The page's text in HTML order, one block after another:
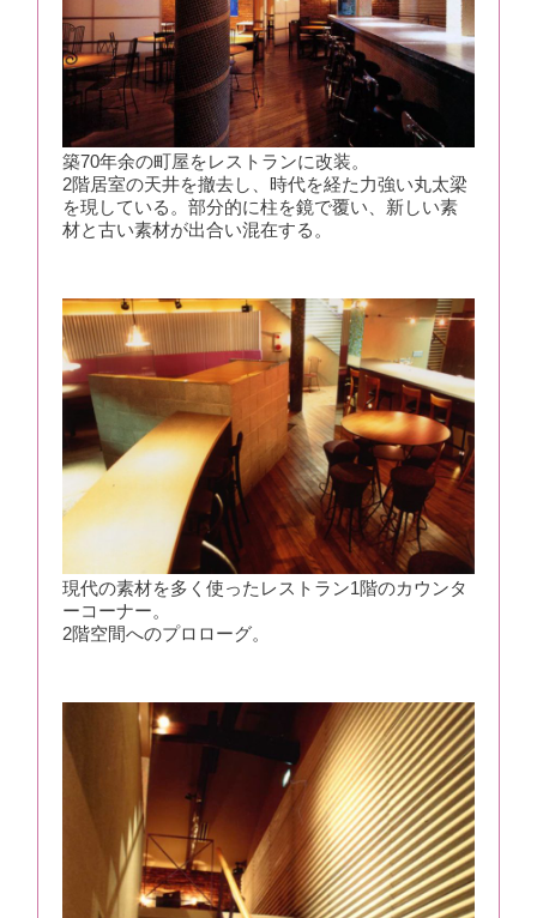
築70年余の町屋をレストランに改装。
2階居室の天井を撤去し、時代を経た力強い丸太梁
を現している。部分的に柱を鏡で覆い、新しい素
材と古い素材が出合い混在する。
現代の素材を多く使ったレストラン1階のカウンタ
ーコーナー。
2階空間へのプロローグ。